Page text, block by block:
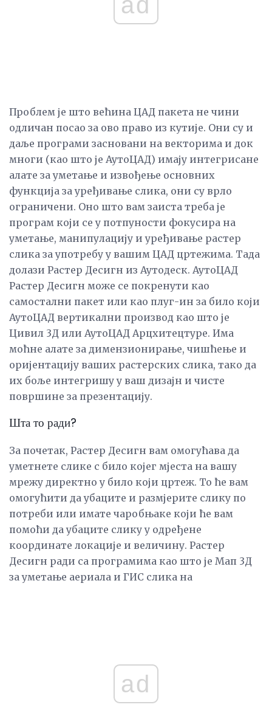
Проблем је што већина ЦАД пакета не чини
одличан посао за ово право из кутије. Они су и
даље програми засновани на векторима и док
многи (као што је АутоЦАД) имају интегрисане
алате за уметање и извођење основних
функција за уређивање слика, они су врло
ограничени. Оно што вам заиста треба је
програм који се у потпуности фокусира на
уметање, манипулацију и уређивање растер
слика за употребу у вашим ЦАД цртежима. Тада
долази Растер Десигн из Аутодеск. АутоЦАД
Растер Десигн може се покренути као
самостални пакет или као плуг-ин за било који
АутоЦАД вертикални производ као што је
Цивил 3Д или АутоЦАД Арцхитецтуре. Има
моћне алате за димензионирање, чишћење и
оријентацију ваших растерских слика, тако да
их боље интегришу у ваш дизајн и чисте
површине за презентацију.
Шта то ради?
За почетак, Растер Десигн вам омогућава да
уметнете слике с било којег мјеста на вашу
мрежу директно у било који цртеж. То ће вам
омогућити да убаците и размјерите слику по
потреби или имате чаробњаке који ће вам
помоћи да убаците слику у одређене
координате локације и величину. Растер
Десигн ради са програмима као што је Мап 3Д
за уметање аериала и ГИС слика на
ad